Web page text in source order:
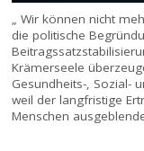
„ Wir können nicht
die politische
Krämerseele
Gesundheits-, Sozial-
weil der langfristige
Menschen